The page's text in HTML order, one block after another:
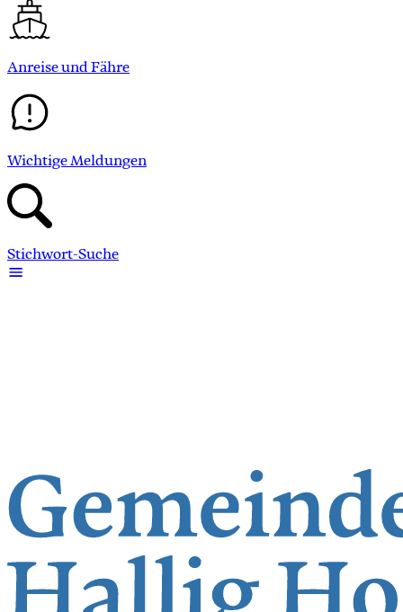
Anreise und Fähre
Wichtige Meldungen
Stichwort-Suche